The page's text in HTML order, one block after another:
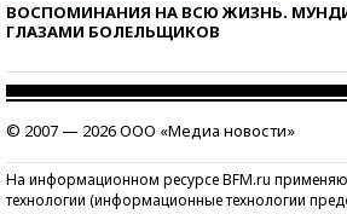
ВОСПОМИНАНИЯ НА ВСЮ ЖИЗНЬ.
ГЛАЗАМИ БОЛЕЛЬЩИКОВ
© 2007 — 2026 ООО «Медиа новости»
На информационном ресурсе BFM.ru
технологии (информационные технологии